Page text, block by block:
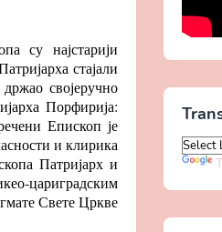
су најстарији
стајали
својеручно
Порфирија:
Епископ је
и клирика
Патријарх и
цариградским
Свете Цркве